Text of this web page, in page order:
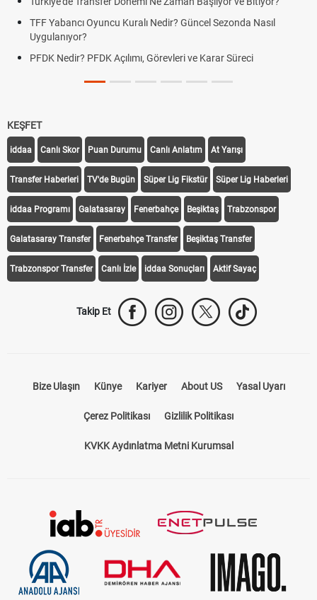
TFF Yabancı Oyuncu Kuralı Nedir? Güncel Sezonda Nasıl
Uygulanıyor?
PFDK Nedir? PFDK Açılımı, Görevleri ve Karar Süreci
KEŞFET
iddaa Canlı Skor Puan Durumu Canlı Anlatım At Yarışı
Transfer Haberleri TV'de Bugün Süper Lig Fikstür Süper Lig Haberleri
iddaa Programı Galatasaray Fenerbahçe Beşiktaş Trabzonspor
Galatasaray Transfer Fenerbahçe Transfer Beşiktaş Transfer
Trabzonspor Transfer Canlı İzle iddaa Sonuçları Aktif Sayaç
Takip Et
Bize Ulaşın Künye Kariyer About US Yasal Uyarı
Çerez Politikası Gizlilik Politikası
KVKK Aydınlatma Metni Kurumsal